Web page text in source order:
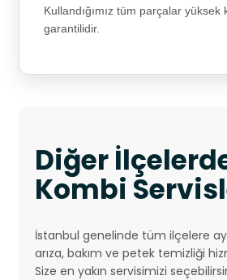
Kullandığımız tüm parçalar yüksek
garantilidir.
Diğer
Kombi
İstanbul genelinde tüm ilçelere
arıza, bakım ve petek temizliği
Size en yakın servisimizi